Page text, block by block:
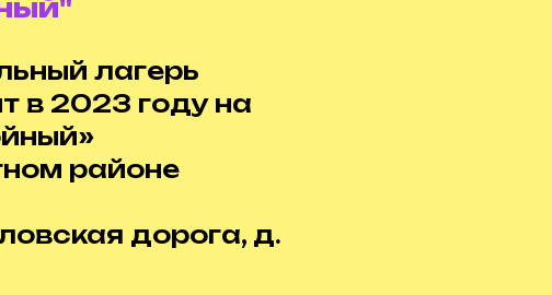
лагерь
в 2023 году на
районе
дорога, д.